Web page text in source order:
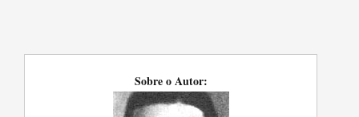
Sobre o Autor: